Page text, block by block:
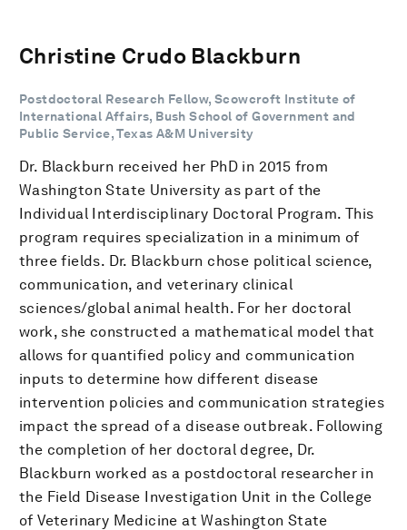
Christine Crudo Blackburn
Postdoctoral Research Fellow, Scowcroft Institute of
International Affairs, Bush School of Government and
Public Service, Texas A&M University
Dr. Blackburn received her PhD in 2015 from
Washington State University as part of the
Individual Interdisciplinary Doctoral Program. This
program requires specialization in a minimum of
three fields. Dr. Blackburn chose political science,
communication, and veterinary clinical
sciences/global animal health. For her doctoral
work, she constructed a mathematical model that
allows for quantified policy and communication
inputs to determine how different disease
intervention policies and communication strategies
impact the spread of a disease outbreak. Following
the completion of her doctoral degree, Dr.
Blackburn worked as a postdoctoral researcher in
the Field Disease Investigation Unit in the College
of Veterinary Medicine at Washington State